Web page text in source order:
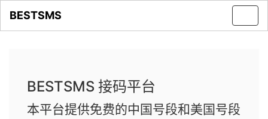
BESTSMS
BESTSMS 接码平台
本平台提供免费的中国号段和美国号段